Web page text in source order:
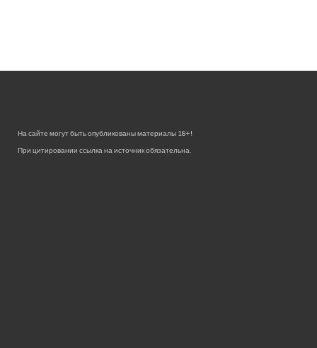
На сайте могут быть опубликованы материалы 18+!
При цитировании ссылка на источник обязательна.